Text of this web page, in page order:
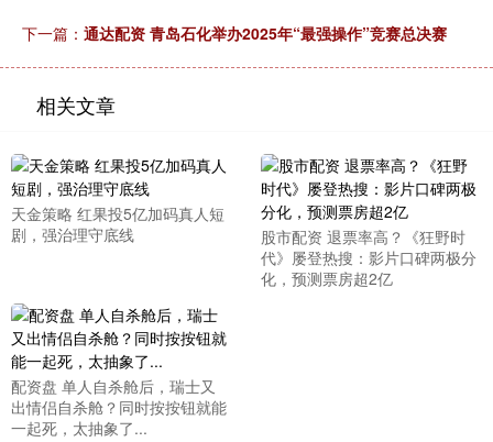
下一篇： 通达配资 青岛石化举办2025年“最强操作”竞赛总决赛
相关文章
天金策略 红果投5亿加码真人短
剧，强治理守底线
股市配资 退票率高？《狂野时
代》屡登热搜：影片口碑两极分
化，预测票房超2亿
配资盘 单人自杀舱后，瑞士又
出情侣自杀舱？同时按按钮就能
一起死，太抽象了...